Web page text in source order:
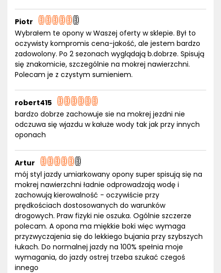
Piotr
Wybrałem te opony w Waszej oferty w sklepie. Był to
oczywisty kompromis cena-jakość, ale jestem bardzo
zadowolony. Po 2 sezonach wyglądają b.dobrze. Spisują
się znakomicie, szczególnie na mokrej nawierzchni.
Polecam je z czystym sumieniem.
robert415
bardzo dobrze zachowuje sie na mokrej jezdni nie
odczuwa się wjazdu w kałuże wody tak jak przy innych
oponach
Artur
mój styl jazdy umiarkowany opony super spisują się na
mokrej nawierzchni ładnie odprowadzają wodę i
zachowują kierowalność - oczywiście przy
prędkościach dostosowanych do warunków
drogowych. Praw fizyki nie oszuka. Ogólnie szczerze
polecam. A opona ma miękkie boki więc wymaga
przyzwyczajenia się do lekkiego bujania przy szybszych
łukach. Do normalnej jazdy na 100% spełnia moje
wymagania, do jazdy ostrej trzeba szukać czegoś
innego